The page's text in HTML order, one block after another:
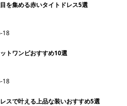
を集める赤いタイトドレス5選
18
トワンピおすすめ10選
18
スで叶える上品な装いおすすめ5選